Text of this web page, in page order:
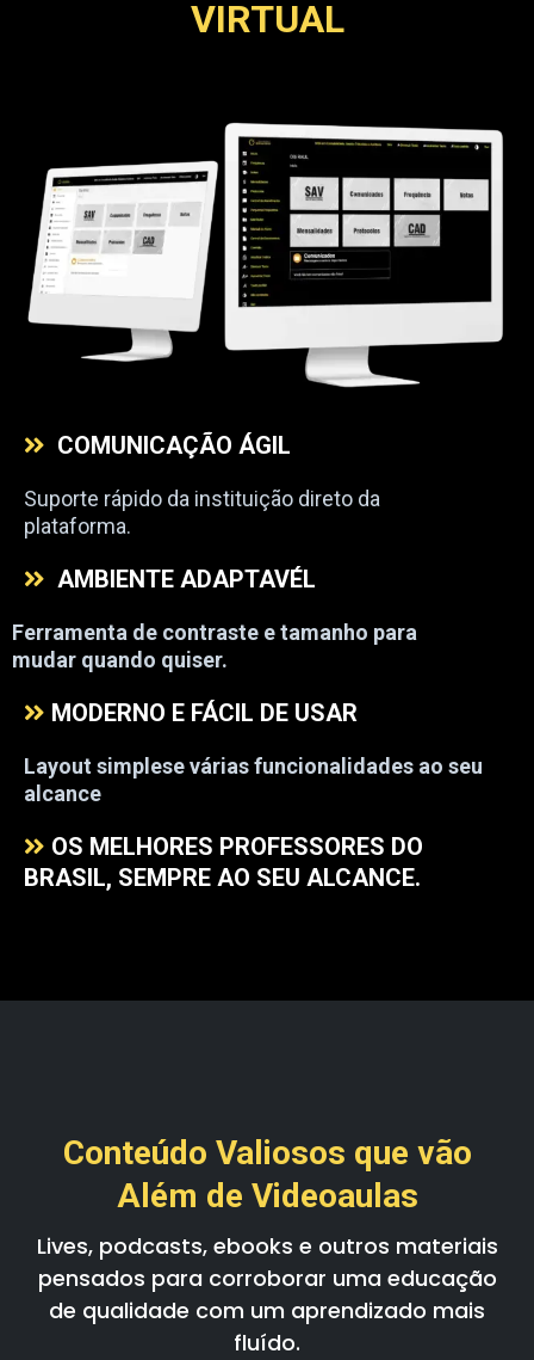
VIRTUAL
COMUNICAÇÃO ÁGIL
Suporte rápido da instituiç​ão direto da
plataforma.
AMBIENTE ADAPTAVÉL
Ferramenta de contraste e tamanho para
mudar quando quiser.
MODERNO E FÁCIL DE USAR
Layout simplese várias funcionalidades ao seu
alcance
OS MELHORES PROFESSORES DO
BRASIL, SEMPRE AO SEU ALCANCE.
Conteúdo Valiosos que vão
Além de Videoaulas
Lives, podcasts, ebooks e outros materiais
pensados para corroborar uma educação
de qualidade com um aprendizado mais
fluído.